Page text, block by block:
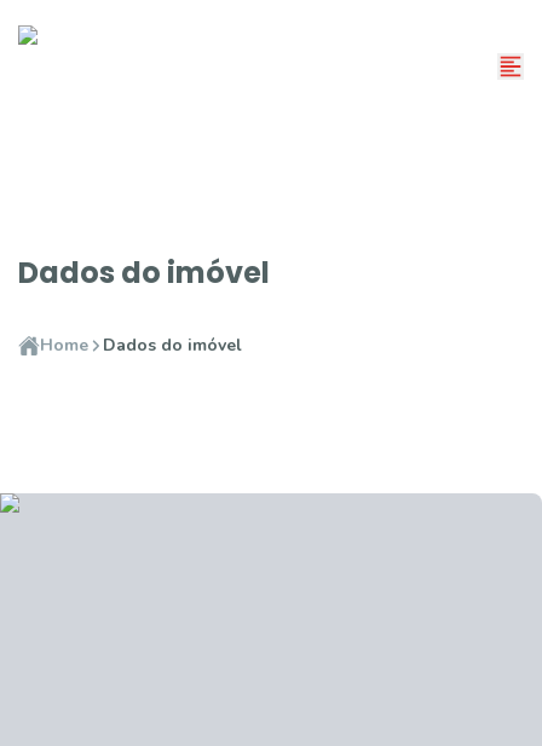
Dados do imóvel
Home Dados do imóvel